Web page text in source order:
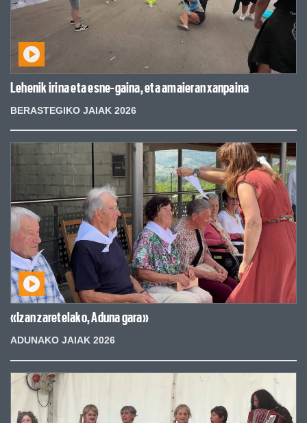
Lehenik irina eta esne-gaina, eta amaieran xanpaina
BERASTEGIKO JAIAK 2026
«Izan zaretelako, Aduna gara»
ADUNAKO JAIAK 2026